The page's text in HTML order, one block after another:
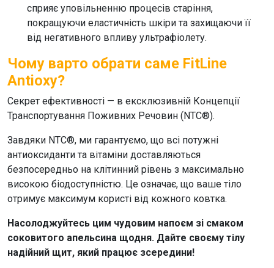
сприяє уповільненню процесів старіння,
покращуючи еластичність шкіри та захищаючи її
від негативного впливу ультрафіолету.
Чому варто обрати саме FitLine
Antioxy?
Секрет ефективності — в ексклюзивній Концепції
Транспортування Поживних Речовин (NTC®).
Завдяки NTC®, ми гарантуємо, що всі потужні
антиоксиданти та вітаміни доставляються
безпосередньо на клітинний рівень з максимально
високою біодоступністю. Це означає, що ваше тіло
отримує максимум користі від кожного ковтка.
Насолоджуйтесь цим чудовим напоєм зі смаком
соковитого апельсина щодня. Дайте своєму тілу
надійний щит, який працює зсередини!